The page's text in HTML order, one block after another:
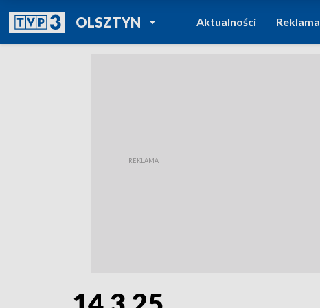
OLSZTYNPOWRÓT DO
TVP REGIONY
Aktualności Reklama